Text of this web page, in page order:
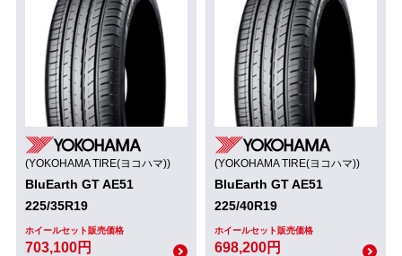
(YOKOHAMA TIRE(ヨコハマ))
BluEarth GT AE51
225/35R19
ホイールセット販売価格
703,100円
(YOKOHAMA TIRE(ヨコハマ))
BluEarth GT AE51
225/40R19
ホイールセット販売価格
698,200円